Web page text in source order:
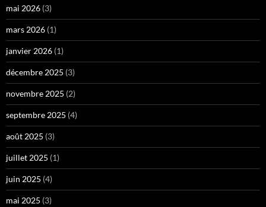
mai 2026 (3)
mars 2026 (1)
janvier 2026 (1)
décembre 2025 (3)
novembre 2025 (2)
septembre 2025 (4)
août 2025 (3)
juillet 2025 (1)
juin 2025 (4)
mai 2025 (3)